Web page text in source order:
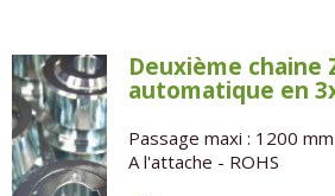
Deuxième chaine
automatique en
Passage maxi : 1200
A l'attache - ROHS